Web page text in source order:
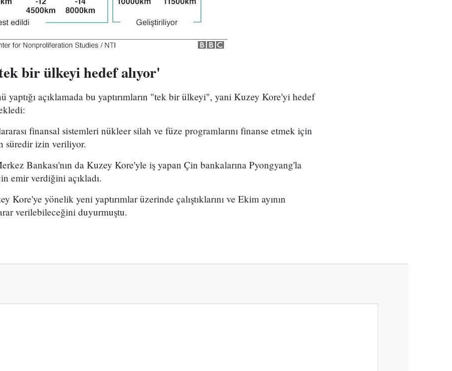
bir ülkeyi hedef alıyor'
yaptığı açıklamada bu yaptırımların "tek bir ülkeyi", yani Kuzey Kore'yi hedef
finansal sistemleri nükleer silah ve füze programlarını finanse etmek için
süredir izin veriliyor.
Bankası'nın da Kuzey Kore'yle iş yapan Çin bankalarına Pyongyang'la
emir verdiğini açıkladı.
Kore'ye yönelik yeni yaptırımlar üzerinde çalıştıklarını ve Ekim ayının
verilebileceğini duyurmuştu.